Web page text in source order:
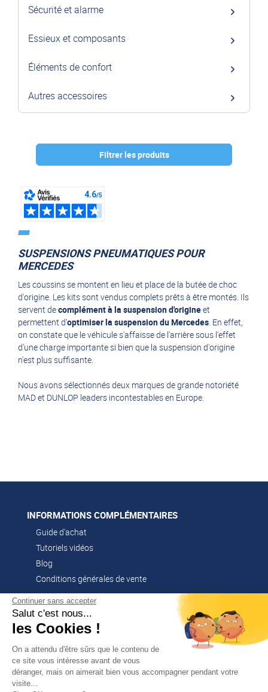
Continuer sans accepter
Salut c'est nous...
les Cookies !
On a attendu d'être sûrs que le contenu de
ce site vous intéresse avant de vous
déranger, mais on aimerait bien vous accompagner pendant votre
visite...
Filtrer les produits
DUNLOP (2)
MAD suspension à air (1)
Sécurité et alarme
Essieux et composants
Éléments de confort
Autres accessoires
SUSPENSIONS PNEUMATIQUES POUR
MERCEDES
Les coussins se montent en lieu et place de la butée de choc
d'origine. Les kits sont vendus complets prêts à être montés. Ils
servent decomplément à la suspension d'origineet
permettent d'optimiser la suspension du Mercedes. En effet,
on constate que le véhicule s'affaisse de l'arrière sous l'effet
d'une charge importante si bien que la suspension d'origine
n'est plus suffisante.
Nous avons sélectionnés deux marques de grande notoriété
MAD et DUNLOP leaders incontestables en Europe.
INFORMATIONS COMPLÉMENTAIRES
Guide d'achat
Tutoriels vidéos
Blog
Conditions générales de vente
CONTACT
02 51 52 26 57
contacts@franssen-loisirs.fr